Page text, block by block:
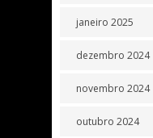
janeiro 2025
dezembro 2024
novembro 2024
outubro 2024